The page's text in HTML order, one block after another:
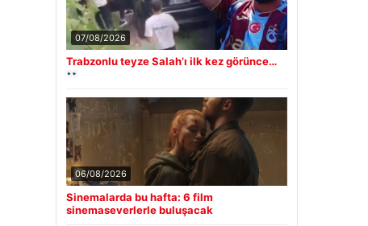
07/08/2026
Trabzonlu teyze Salah’ı ilk kez görünce…
06/08/2026
Sinemalarda bu hafta: 6 film
sinemaseverlerle buluşacak